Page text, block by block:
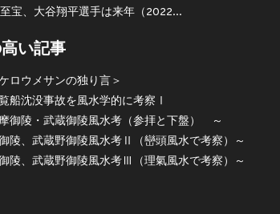
宝、大谷翔平選手は来年（2022...
い記事
ロウメサンの独り言＞
船沈没事故を風水学的に考察Ⅰ
御陵・武蔵御陵風水考（参拝と下盤） ～
陵、武蔵野御陵風水考Ⅱ（巒頭風水で考察）～
陵、武蔵野御陵風水考Ⅲ（理氣風水で考察）～